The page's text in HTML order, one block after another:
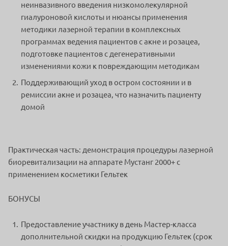
неинвазивного введения низкомолекулярной
гиалуроновой кислоты и нюансы применения
методики лазерной терапии в комплексных
программах ведения пациентов с акне и розацеа,
подготовке пациентов с дегенеративными
изменениями кожи к повреждающим методикам
Поддерживающий уход в остром состоянии и в
ремиссии акне и розацеа, что назначить пациенту
домой
Практическая часть: демонстрация процедуры лазерной
биоревитализации на аппарате Мустанг 2000+ с
применением косметики Гельтек
БОНУСЫ
Предоставление участнику в день Мастер-класса
дополнительной скидки на продукцию Гельтек (срок